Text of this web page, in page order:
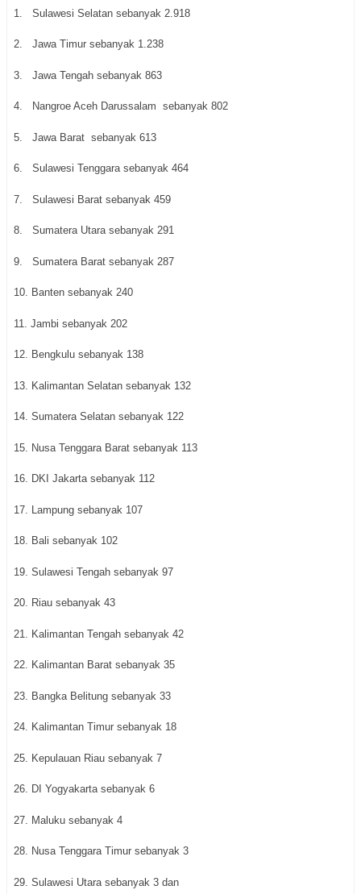
1. Sulawesi Selatan sebanyak 2.918
2. Jawa Timur sebanyak 1.238
3. Jawa Tengah sebanyak 863
4. Nangroe Aceh Darussalam sebanyak 802
5. Jawa Barat sebanyak 613
6. Sulawesi Tenggara sebanyak 464
7. Sulawesi Barat sebanyak 459
8. Sumatera Utara sebanyak 291
9. Sumatera Barat sebanyak 287
10. Banten sebanyak 240
11. Jambi sebanyak 202
12. Bengkulu sebanyak 138
13. Kalimantan Selatan sebanyak 132
14. Sumatera Selatan sebanyak 122
15. Nusa Tenggara Barat sebanyak 113
16. DKI Jakarta sebanyak 112
17. Lampung sebanyak 107
18. Bali sebanyak 102
19. Sulawesi Tengah sebanyak 97
20. Riau sebanyak 43
21. Kalimantan Tengah sebanyak 42
22. Kalimantan Barat sebanyak 35
23. Bangka Belitung sebanyak 33
24. Kalimantan Timur sebanyak 18
25. Kepulauan Riau sebanyak 7
26. DI Yogyakarta sebanyak 6
27. Maluku sebanyak 4
28. Nusa Tenggara Timur sebanyak 3
29. Sulawesi Utara sebanyak 3 dan